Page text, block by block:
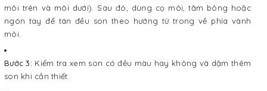
môi trên và môi dưới). Sau đó, dùng cọ môi, tăm bông hoặc
ngón tay để tán đều son theo hướng từ trong về phía vành
môi.
Bước 3: Kiểm tra xem son có đều màu hay không và dặm thêm
son khi cần thiết.